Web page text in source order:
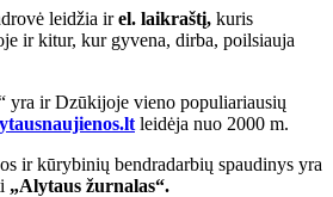
leidžia irel. laikraštį, kuris
ir kitur, kur gyvena, dirba, poilsiauja
yra ir Dzūkijoje vieno populiariausių
leidėja nuo 2000 m.
ir kūrybinių bendradarbių spaudinys yra
„Alytaus žurnalas“.